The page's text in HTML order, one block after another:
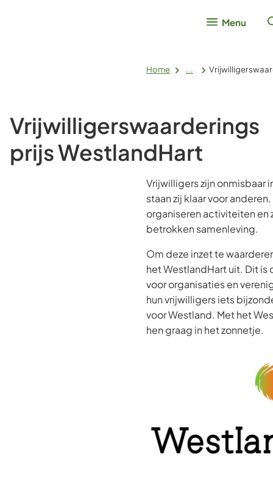
Menu
Home ...
Vrijwilligerswaarderings
prijs WestlandHart
Vrijwilligers zijn onmisbaar
staan zij klaar voor
organiseren activiteiten en
betrokken samenleving.
Om deze inzet te
het WestlandHart uit. Dit is
voor organisaties en
hun vrijwilligers iets
voor Westland. Met het
hen graag in het zonnetje.